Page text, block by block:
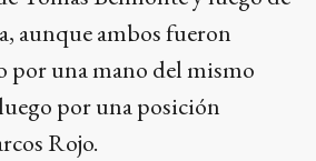
aunque ambos fueron
por una mano del mismo
por una posición
Rojo.